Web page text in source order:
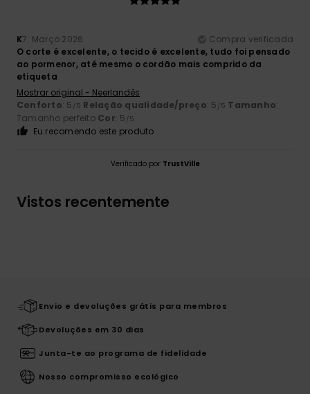
K7. Março 2026
Compra verificada
O corte é excelente, o tecido é excelente, tudo foi pensado
ao pormenor, até mesmo o cordão mais comprido da
etiqueta
Mostrar original - Neerlandês
Conforto: 5 /5 Relação qualidade/preço: 5 /5 Tamanho:
Tamanho perfeito Cor: 5 /5
Eu recomendo este produto
Verificado por TrustVille
Vistos recentemente
Envio e devoluções grátis para membros
Devoluções em 30 dias
Junta-te ao programa de fidelidade
Nosso compromisso ecológico